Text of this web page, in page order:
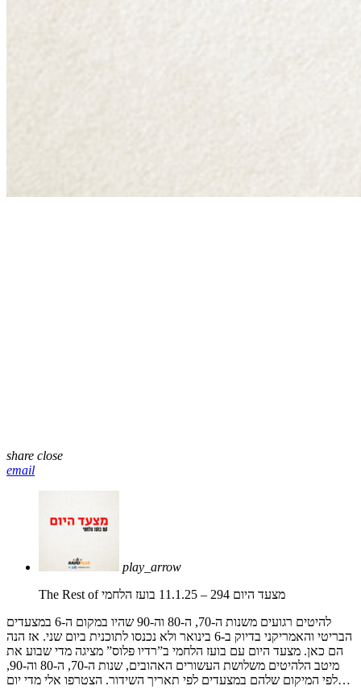
share close
email
play_arrow
The Rest of מצעד היום 294 – 11.1.25
בועז הלחמי
להיטים רגועים משנות ה-70, ה-80 וה-90 שהיו במקום ה-6 במצעדים
הבריטי והאמריקני בדיוק ב-6 בינואר ולא נכנסו לתוכנית ביום שני. אז הנה
הם כאן. מצעד היום עם בועז הלחמי ב”רדיו פלוס” מציגה מדי שבוע את
מיטב הלהיטים משלושת העשורים האהובים, שנות ה-70, ה-80 וה-90,
לפי המיקום שלהם במצעדים לפי תאריך השידור. הצטרפו אלי מדי יום…